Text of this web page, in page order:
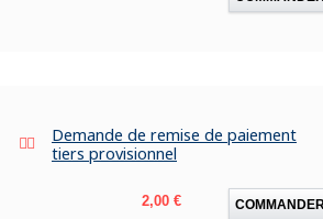
Demande de remise de paiement
tiers provisionnel
Prix
2,00 € COMMANDER